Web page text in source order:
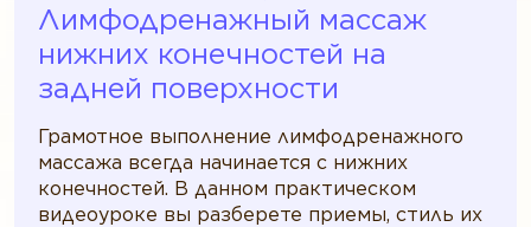
Лимфодренажный массаж
нижних конечностей на
задней поверхности
Грамотное выполнение лимфодренажного
массажа всегда начинается с нижних
конечностей. В данном практическом
видеоуроке вы разберете приемы, стиль их